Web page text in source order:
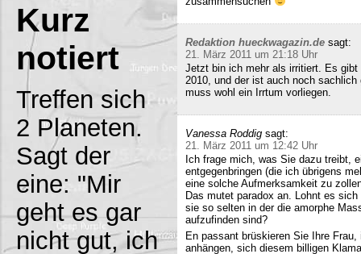
Kurz
notiert
Treffen sich
2 Planeten.
Sagt der
eine: "Mir
geht es gar
nicht gut, ich
Redaktion hueckwagazin.de sagt:
21. März 2011 um 21:18 Uhr
Jetzt bin ich mehr als irritiert. Es gibt
2010, und der ist auch noch
muss wohl ein Irrtum vorliegen.
Vanessa Roddig sagt:
21. März 2011 um 12:42 Uhr
Ich frage mich, was Sie dazu treibt,
entgegenbringen (die ich übrigens
eine solche Aufmerksamkeit zu
Das mutet paradox an. Lohnt es
sie so selten in der die amorphe
aufzufinden sind?
En passant brüskieren Sie Ihre
anhängen, sich diesem billigen